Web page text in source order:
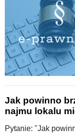
Jak powinno
najmu lokalu
Pytanie: "Jak